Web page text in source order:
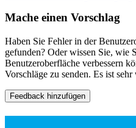
Mache einen Vorschlag
Haben Sie Fehler in der
gefunden? Oder wissen Sie, wie
Benutzeroberfläche verbessern
Vorschläge zu senden. Es ist
Feedback hinzufügen